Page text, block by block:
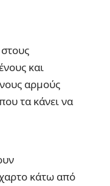
και
αρμούς
τα κάνει να
κάτω από